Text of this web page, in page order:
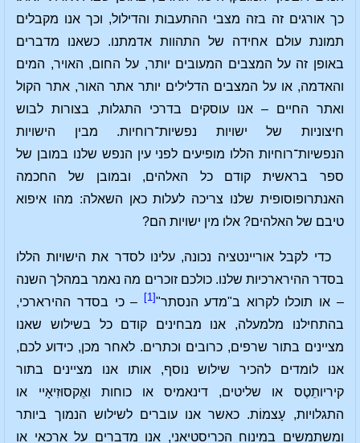
כך אורגים זה בזה מצבי ההתעבות והדילול, וכך אנו מקבלים
תמונת עולם אחידה של התהוות אדמתנו. כשאנו מדברים
באופן זה על המצבים המעובים יותר, על החום, האויר, המים
והאדמה, או על המצבים הדלילים יותר אתר האור, אתר הקול
ואתר החיים – אנו עוסקים בדרכי התגלות, בצורות לבוש
חיצוניות של ישויות נפשיות־רוחיות. מבין הישויות
הנפשיות־רוחיות הללו מופיעים לפני עין הנפש שלנו במובן של
ספר בראשית קודם כל האלהים, ובמובן של החכמה
האנתרופוסופית שלנו צריכה לעלות כאן השאלה: מהו איפוא
טיבם של האלהים? אלו מין ישויות הם?
כדי לקבל אוריינטציה נכונה, עלינו לסדר את הישויות הללו
בסדר ההירארכיות שלנו. כולכם זוכרים מה נאמר במהלך השנה
– או תוכלו לקרוא ב"מדע הנסתר"[1]
– כי בסדר ההירארכי,
בהתחילנו מלמעלה, אנו מבחינים קודם כל בשילוש שאנו
מציינים בתור שרפים, כרובים וכתרים. לאחר מכן, כידוע לכם,
אנו לומדים להכיר שילוש נוסף, אותו אנו מציינים בתור
קיריותֵטֶס או שליטים, דינאמיס או כוחות ואֶקסוּזִיאָיי או
התגלויות, עָצמוֹת. כאשר אנו עוברים לשילוש הנמוך ביותר
ומשתמשים במינוח הכריסטיאני, אנו מדברים על ארכאי או